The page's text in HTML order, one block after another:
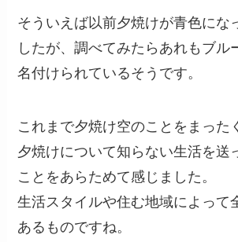
そういえば以前夕焼けが青色にな
したが、調べてみたらあれもブル
名付けられているそうです。
これまで夕焼け空のことをまった
夕焼けについて知らない生活を送
ことをあらためて感じました。
生活スタイルや住む地域によって
あるものですね。